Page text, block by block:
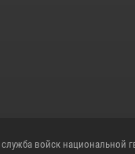
войск национальной